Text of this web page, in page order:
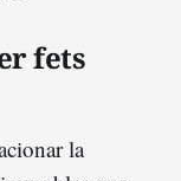
fets
la